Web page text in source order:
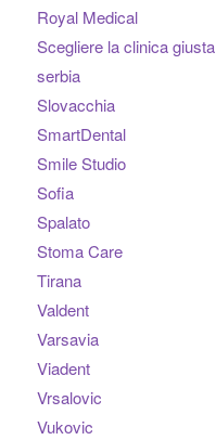
Royal Medical
Scegliere la clinica giusta
serbia
Slovacchia
SmartDental
Smile Studio
Sofia
Spalato
Stoma Care
Tirana
Valdent
Varsavia
Viadent
Vrsalovic
Vukovic